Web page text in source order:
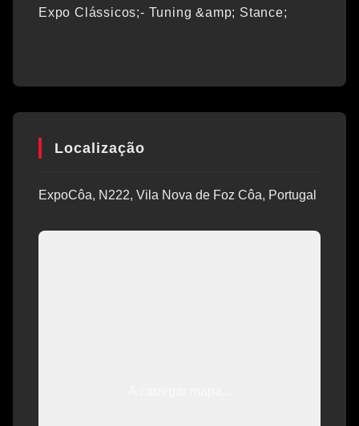
Expo Clássicos;- Tuning &amp; Stance;
Localização
ExpoCôa, N222, Vila Nova de Foz Côa, Portugal